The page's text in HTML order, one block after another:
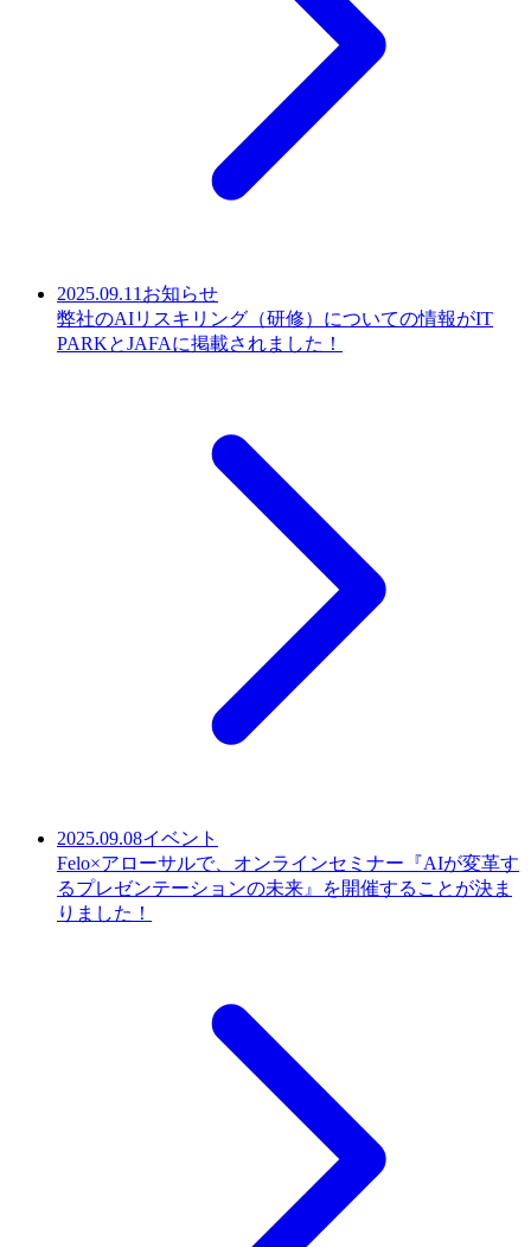
2025.09.11 お知らせ
弊社のAIリスキリング（研修）についての情報がIT
PARKとJAFAに掲載されました！
2025.09.08イベント
Felo×アローサルで、オンラインセミナー『AIが変革す
るプレゼンテーションの未来』を開催することが決ま
りました！